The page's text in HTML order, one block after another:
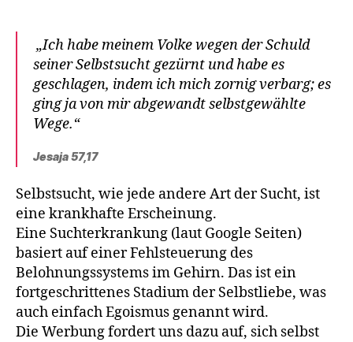
„Ich habe meinem Volke wegen der Schuld
seiner Selbstsucht gezürnt und habe es
geschlagen, indem ich mich zornig verbarg; es
ging ja von mir abgewandt selbstgewählte
Wege.“
Jesaja 57,17
Selbstsucht, wie jede andere Art der Sucht, ist
eine krankhafte Erscheinung.
Eine Suchterkrankung (laut Google Seiten)
basiert auf einer Fehlsteuerung des
Belohnungssystems im Gehirn. Das ist ein
fortgeschrittenes Stadium der Selbstliebe, was
auch einfach Egoismus genannt wird.
Die Werbung fordert uns dazu auf, sich selbst